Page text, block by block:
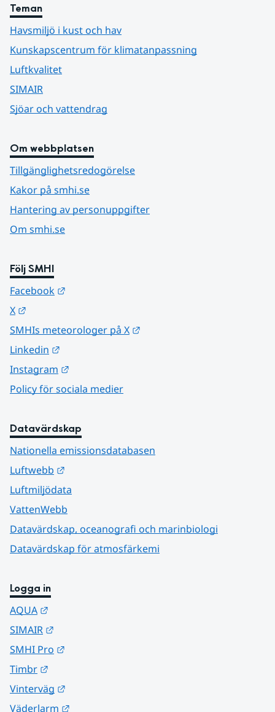
Teman
Havsmiljö i kust och hav
Kunskapscentrum för klimatanpassning
Luftkvalitet
SIMAIR
Sjöar och vattendrag
Om webbplatsen
Tillgänglighetsredogörelse
Kakor på smhi.se
Hantering av personuppgifter
Om smhi.se
Följ SMHI
Facebook
X
SMHIs meteorologer på X
Linkedin
Instagram
Policy för sociala medier
Datavärdskap
Nationella emissionsdatabasen
Luftwebb
Luftmiljödata
VattenWebb
Datavärdskap, oceanografi och marinbiologi
Datavärdskap för atmosfärkemi
Logga in
AQUA
SIMAIR
SMHI Pro
Timbr
Vinterväg
Väderlarm